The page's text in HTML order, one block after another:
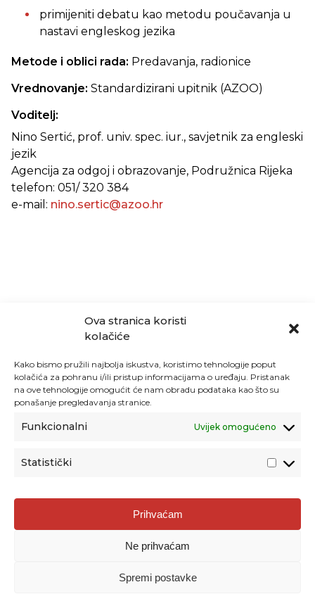
Ova stranica koristi
kolačiće
Kako bismo pružili najbolja iskustva, koristimo tehnologije poput
kolačića za pohranu i/ili pristup informacijama o uređaju. Pristanak
na ove tehnologije omogućit će nam obradu podataka kao što su
ponašanje pregledavanja stranice.
Funkcionalni Uvijek omogućeno
Statistički
Prihvaćam
Ne prihvaćam
Spremi postavke
primijeniti debatu kao metodu poučavanja u
nastavi engleskog jezika
Metode i oblici rada: Predavanja, radionice
Vrednovanje: Standardizirani upitnik (AZOO)
Voditelj:
Nino Sertić, prof. univ. spec. iur., savjetnik za engleski
jezik
Agencija za odgoj i obrazovanje, Podružnica Rijeka
telefon: 051/ 320 384
e-mail: nino.sertic@azoo.hr
Agencija za odgoj i obrazovanje
Donje Svetice 38, 10000 Zagreb
1778129
Prenošenje sadržaja dopušteno je uz navođenje izvora.